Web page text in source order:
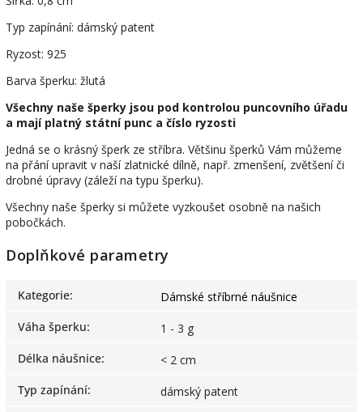
Typ zapínání: dámský patent
Ryzost: 925
Barva šperku: žlutá
Všechny naše šperky jsou pod kontrolou puncovního úřadu
a mají platný státní punc a číslo ryzosti
Jedná se o krásný šperk ze stříbra. Většinu šperků Vám můžeme
na přání upravit v naší zlatnické dílně, např. zmenšení, zvětšení či
drobné úpravy (záleží na typu šperku).
Všechny naše šperky si můžete vyzkoušet osobně na našich
pobočkách.
Doplňkové parametry
Kategorie:
Dámské stříbrné náušnice
Váha šperku:
1 - 3 g
Délka náušnice:
< 2 cm
Typ zapínání:
dámský patent